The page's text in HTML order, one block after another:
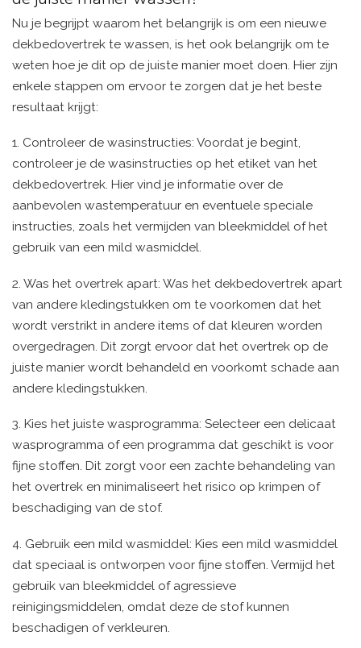
Nu je begrijpt waarom het belangrijk is om een nieuwe
dekbedovertrek te wassen, is het ook belangrijk om te
weten hoe je dit op de juiste manier moet doen. Hier zijn
enkele stappen om ervoor te zorgen dat je het beste
resultaat krijgt:
1. Controleer de wasinstructies: Voordat je begint,
controleer je de wasinstructies op het etiket van het
dekbedovertrek. Hier vind je informatie over de
aanbevolen wastemperatuur en eventuele speciale
instructies, zoals het vermijden van bleekmiddel of het
gebruik van een mild wasmiddel.
2. Was het overtrek apart: Was het dekbedovertrek apart
van andere kledingstukken om te voorkomen dat het
wordt verstrikt in andere items of dat kleuren worden
overgedragen. Dit zorgt ervoor dat het overtrek op de
juiste manier wordt behandeld en voorkomt schade aan
andere kledingstukken.
3. Kies het juiste wasprogramma: Selecteer een delicaat
wasprogramma of een programma dat geschikt is voor
fijne stoffen. Dit zorgt voor een zachte behandeling van
het overtrek en minimaliseert het risico op krimpen of
beschadiging van de stof.
4. Gebruik een mild wasmiddel: Kies een mild wasmiddel
dat speciaal is ontworpen voor fijne stoffen. Vermijd het
gebruik van bleekmiddel of agressieve
reinigingsmiddelen, omdat deze de stof kunnen
beschadigen of verkleuren.